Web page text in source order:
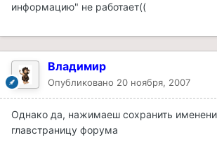
информацию" не работает((
Владимир
Опубликовано 20 ноября, 2007
Однако да, нажимаеш сохранить
главстраницу форума